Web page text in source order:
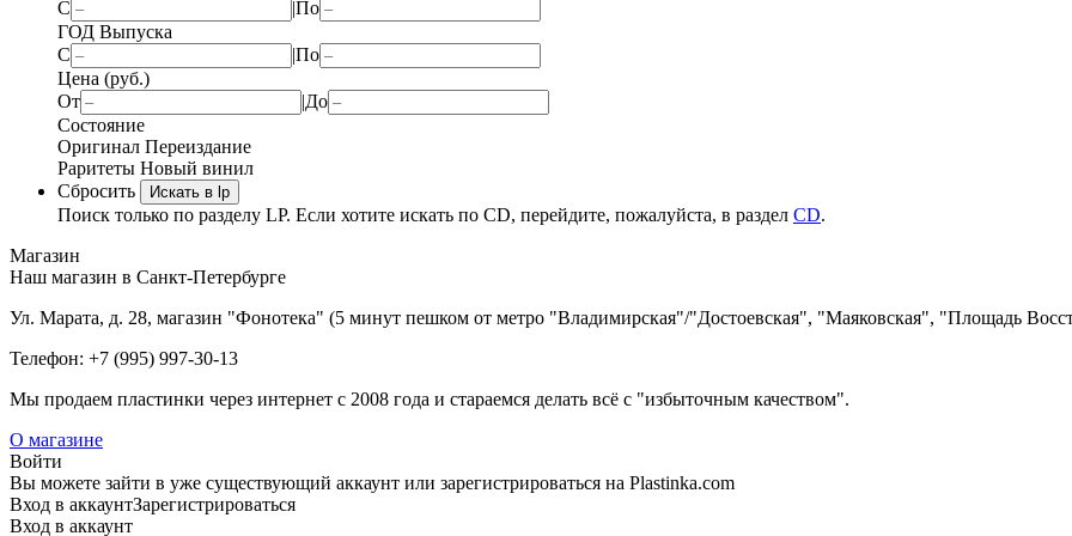
С
|По
ГОД Выпуска
С
|По
Цена (руб.)
От
|До
Состояние
Оригинал Переиздание
Раритеты Новый винил
Сбросить
Искать в lp
Поиск только по разделу LP. Если хотите искать по CD, перейдите, пожалуйста, в раздел CD.
Магазин
Наш магазин в Санкт-Петербурге
Ул. Марата, д. 28, магазин "Фонотека" (5 минут пешком от метро "Владимирская"/"Достоевская", "Маяковская", "Площадь
Телефон: +7 (995) 997-30-13
Мы продаем пластинки через интернет c 2008 года и стараемся делать всё с "избыточным качеством".
О магазине
Войти
Вы можете зайти в уже существующий аккаунт или зарегистрироваться на Plastinka.com
Вход в аккаунтЗарегистрироваться
Вход в аккаунт